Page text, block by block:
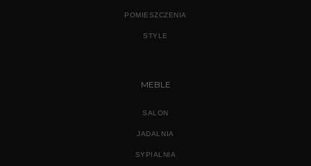
POMIESZCZENIA
STYLE
MEBLE
SALON
JADALNIA
SYPIALNIA